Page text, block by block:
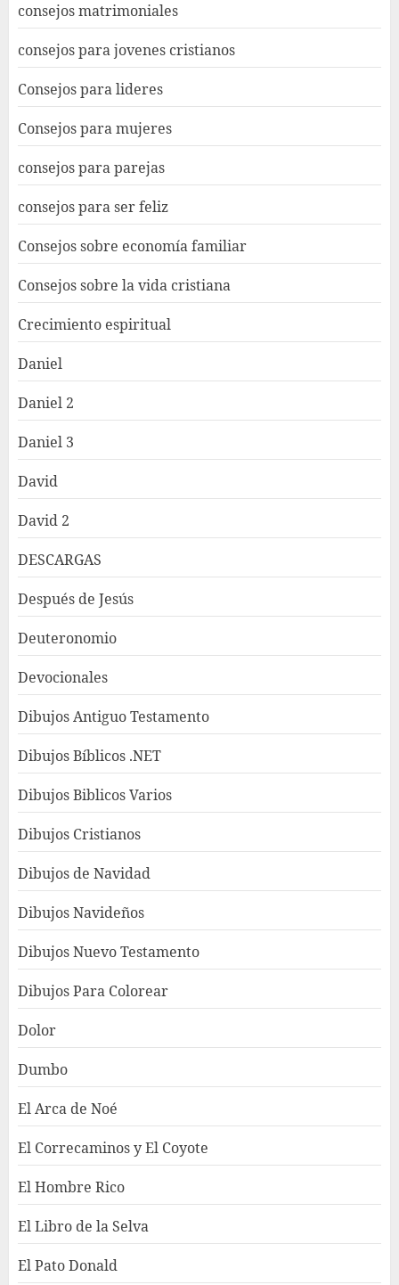
consejos matrimoniales
consejos para jovenes cristianos
Consejos para lideres
Consejos para mujeres
consejos para parejas
consejos para ser feliz
Consejos sobre economía familiar
Consejos sobre la vida cristiana
Crecimiento espiritual
Daniel
Daniel 2
Daniel 3
David
David 2
DESCARGAS
Después de Jesús
Deuteronomio
Devocionales
Dibujos Antiguo Testamento
Dibujos Bíblicos .NET
Dibujos Biblicos Varios
Dibujos Cristianos
Dibujos de Navidad
Dibujos Navideños
Dibujos Nuevo Testamento
Dibujos Para Colorear
Dolor
Dumbo
El Arca de Noé
El Correcaminos y El Coyote
El Hombre Rico
El Libro de la Selva
El Pato Donald